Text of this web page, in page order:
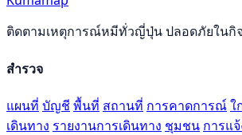
ติดตามเหตุการณ์หมีทั่วญี่ปุ่น ปลอดภัยในกิ
สำรวจ
แผนที่ บัญชี พื้นที่ สถานที่ การคาดการณ์ใ
เดินทาง รายงานการเดินทาง ชุมชน การแ